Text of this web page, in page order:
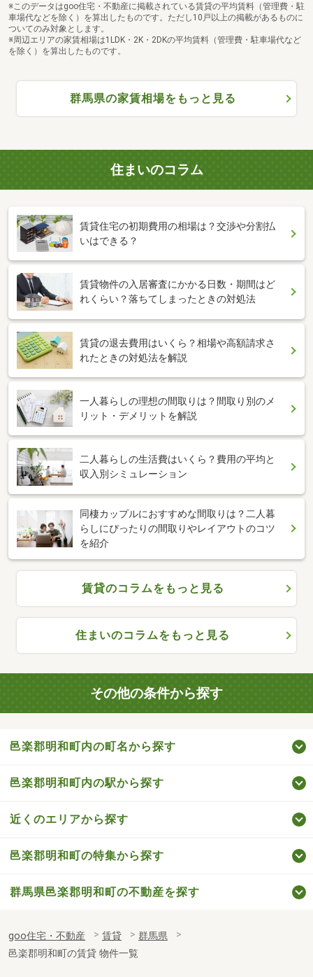
※このデータはgoo住宅・不動産に掲載されている賃貸の平均賃料（管理費・駐
車場代などを除く）を算出したものです。ただし10戸以上の掲載があるものに
ついてのみ対象とします。
※周辺エリアの家賃相場は1LDK・2K・2DKの平均賃料（管理費・駐車場代など
を除く）を算出したものです。
群馬県の家賃相場をもっと見る
住まいのコラム
賃貸住宅の初期費用の相場は？交渉や分割払
いはできる？
賃貸物件の入居審査にかかる日数・期間はど
れくらい？落ちてしまったときの対処法
賃貸の退去費用はいくら？相場や高額請求さ
れたときの対処法を解説
一人暮らしの理想の間取りは？間取り別のメ
リット・デメリットを解説
二人暮らしの生活費はいくら？費用の平均と
収入別シミュレーション
同棲カップルにおすすめな間取りは？二人暮
らしにぴったりの間取りやレイアウトのコツ
を紹介
賃貸のコラムをもっと見る
住まいのコラムをもっと見る
その他の条件から探す
邑楽郡明和町内の町名から探す
邑楽郡明和町内の駅から探す
近くのエリアから探す
邑楽郡明和町の特集から探す
群馬県邑楽郡明和町の不動産を探す
goo住宅・不動産 賃貸
群馬県
邑楽郡明和町の賃貸 物件一覧